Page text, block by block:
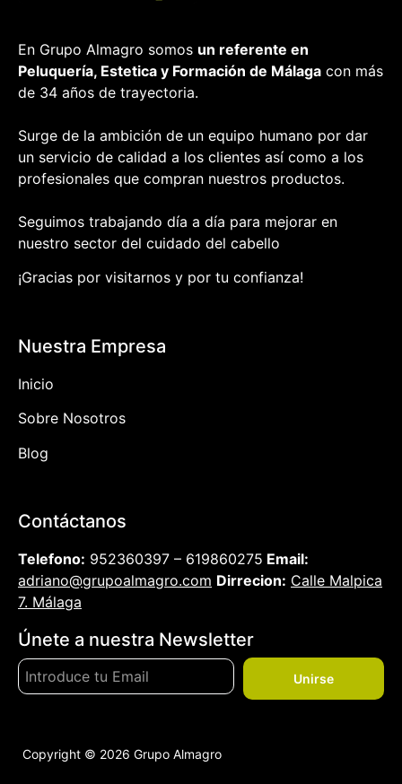
En Grupo Almagro somos un referente en
Peluquería, Estetica y Formación de Málaga con más
de 34 años de trayectoria.
Surge de la ambición de un equipo humano por dar
un servicio de calidad a los clientes así como a los
profesionales que compran nuestros productos.
Seguimos trabajando día a día para mejorar en
nuestro sector del cuidado del cabello
¡Gracias por visitarnos y por tu confianza!
Nuestra Empresa
Inicio
Sobre Nosotros
Blog
Contáctanos
Telefono: 952360397 – 619860275 Email:
adriano@grupoalmagro.com Dirrecion: Calle Malpica
7. Málaga
Únete a nuestra Newsletter
Unirse
Copyright © 2026 Grupo Almagro